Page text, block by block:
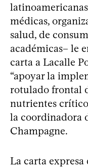
médicas,
salud, de
académicas– le
carta a Lacalle
“apoyar la
rotulado frontal
nutrientes
la coordinadora
Champagne.
La carta